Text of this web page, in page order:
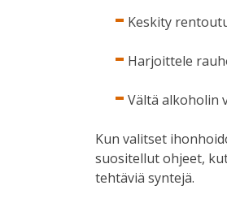
Keskity
Harjoittele
Vältä alkoholin
Kun valitset
suositellut ohjeet,
tehtäviä syntejä.